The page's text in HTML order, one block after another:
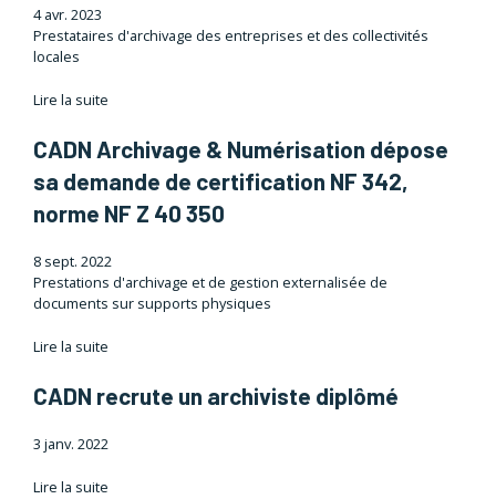
4 avr. 2023
Prestataires d'archivage des entreprises et des collectivités
locales
Lire la suite
CADN Archivage & Numérisation dépose
sa demande de certification NF 342,
norme NF Z 40 350
8 sept. 2022
Prestations d'archivage et de gestion externalisée de
documents sur supports physiques
Lire la suite
CADN recrute un archiviste diplômé
3 janv. 2022
Lire la suite